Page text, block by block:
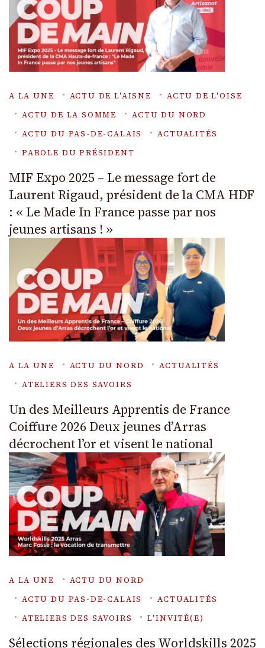
A LA UNE ACTU DE L'AISNE
ACTU DE L'OISE
ACTU DE LA SOMME
ACTU DU NORD
ACTU DU PAS-DE-CALAIS
ACTUALITÉS
PAROLE DU PRÉSIDENT
MIF Expo 2025 – Le message fort de
Laurent Rigaud, président de la CMA HDF
: « Le Made In France passe par nos
jeunes artisans ! »
A LA UNE ACTU DU NORD
ACTUALITÉS
ATELIERS DES SAVOIRS
Un des Meilleurs Apprentis de France
Coiffure 2026 Deux jeunes d’Arras
décrochent l’or et visent le national
A LA UNE
ACTU DU NORD
ACTU DU PAS-DE-CALAIS
ACTUALITÉS
ATELIERS DES SAVOIRS
L'INVITÉ(E)
Sélections régionales des Worldskills 2025